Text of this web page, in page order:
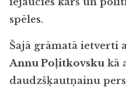
spēles.
Šajā grāmatā ietverti
Annu Poļitkovskukā
daudzšķautņainu